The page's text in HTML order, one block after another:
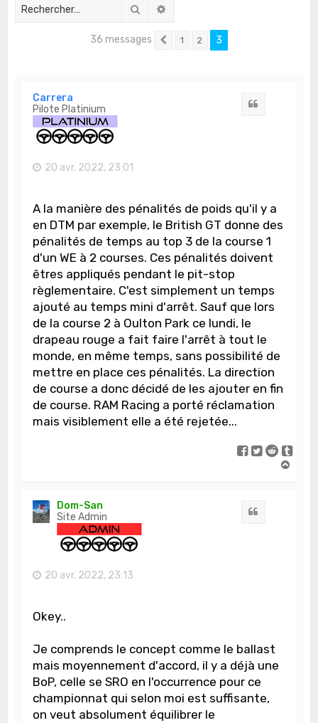
Rechercher
36 messages Précédent
1 2 3
Carrera
Pilote Platinium
20 avr. 2022, 23:01
A la manière des pénalités de poids qu'il y a
en DTM par exemple, le British GT donne des
pénalités de temps au top 3 de la course 1
d'un WE à 2 courses. Ces pénalités doivent
êtres appliqués pendant le pit-stop
règlementaire. C'est simplement un temps
ajouté au temps mini d'arrêt. Sauf que lors
de la course 2 à Oulton Park ce lundi, le
drapeau rouge a fait faire l'arrêt à tout le
monde, en même temps, sans possibilité de
mettre en place ces pénalités. La direction
de course a donc décidé de les ajouter en fin
de course. RAM Racing a porté réclamation
mais visiblement elle a été rejetée...
Dom-San
Site Admin
20 avr. 2022, 23:13
Okey..
Je comprends le concept comme le ballast
mais moyennement d'accord, il y a déjà une
BoP, celle se SRO en l'occurrence pour ce
championnat qui selon moi est suffisante,
on veut absolument équilibrer le